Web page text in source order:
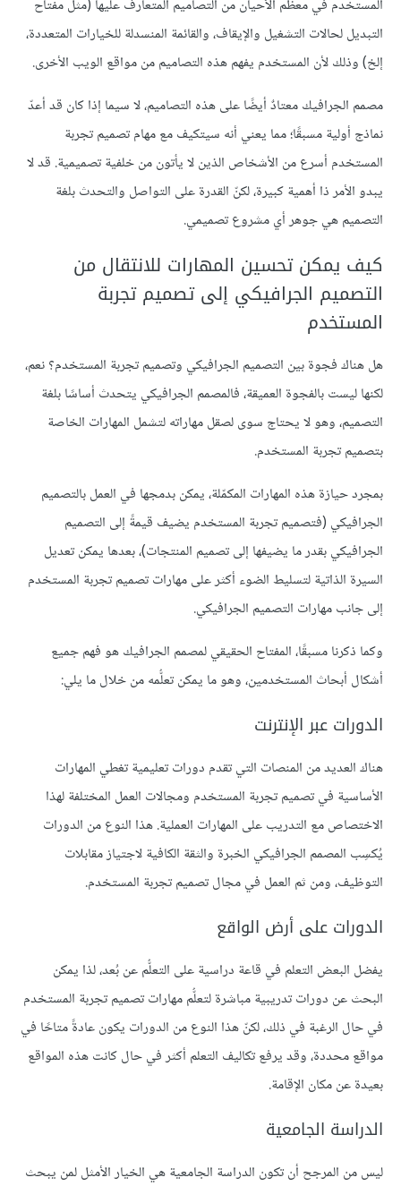
المستخدم في معظم الأحيان من التصاميم المتعارف عليها (مثل مفتاح
التبديل لحالات التشغيل والإيقاف، والقائمة المنسدلة للخيارات المتعددة،
إلخ) وذلك لأن المستخدم يفهم هذه التصاميم من مواقع الويب الأخرى.
مصمم الجرافيك معتادٌ أيضًا على هذه التصاميم، لا سيما إذا كان قد أعدّ
نماذج أولية مسبقًا؛ مما يعني أنه سيتكيف مع مهام تصميم تجربة
المستخدم أسرع من الأشخاص الذين لا يأتون من خلفية تصميمية. قد لا
يبدو الأمر ذا أهمية كبيرة، لكنّ القدرة على التواصل والتحدث بلغة
التصميم هي جوهر أي مشروع تصميمي.
كيف يمكن تحسين المهارات للانتقال من
التصميم الجرافيكي إلى تصميم تجربة
المستخدم
هل هناك فجوة بين التصميم الجرافيكي وتصميم تجربة المستخدم؟ نعم،
لكنها ليست بالفجوة العميقة، فالمصمم الجرافيكي يتحدث أساسًا بلغة
التصميم، وهو لا يحتاج سوى لصقل مهاراته لتشمل المهارات الخاصة
بتصميم تجربة المستخدم.
بمجرد حيازة هذه المهارات المكمّلة، يمكن بدمجها في العمل بالتصميم
الجرافيكي (فتصميم تجربة المستخدم يضيف قيمةً إلى التصميم
الجرافيكي بقدر ما يضيفها إلى تصميم المنتجات)، بعدها يمكن تعديل
السيرة الذاتية لتسليط الضوء أكثر على مهارات تصميم تجربة المستخدم
إلى جانب مهارات التصميم الجرافيكي.
وكما ذكرنا مسبقًا، المفتاح الحقيقي لمصمم الجرافيك هو فهم جميع
أشكال أبحاث المستخدمين، وهو ما يمكن تعلُّمه من خلال ما يلي:
الدورات عبر الإنترنت
هناك العديد من المنصات التي تقدم دورات تعليمية تغطي المهارات
الأساسية في تصميم تجربة المستخدم ومجالات العمل المختلفة لهذا
الاختصاص مع التدريب على المهارات العملية. هذا النوع من الدورات
يُكسِب المصمم الجرافيكي الخبرة والثقة الكافية لاجتياز مقابلات
التوظيف، ومن ثم العمل في مجال تصميم تجربة المستخدم.
الدورات على أرض الواقع
يفضل البعض التعلم في قاعة دراسية على التعلُّم عن بُعد، لذا يمكن
البحث عن دورات تدريبية مباشرة لتعلُّم مهارات تصميم تجربة المستخدم
في حال الرغبة في ذلك، لكنّ هذا النوع من الدورات يكون عادةً متاحًا في
مواقع محددة، وقد يرفع تكاليف التعلم أكثر في حال كانت هذه المواقع
بعيدة عن مكان الإقامة.
الدراسة الجامعية
ليس من المرجح أن تكون الدراسة الجامعية هي الخيار الأمثل لمن يبحث